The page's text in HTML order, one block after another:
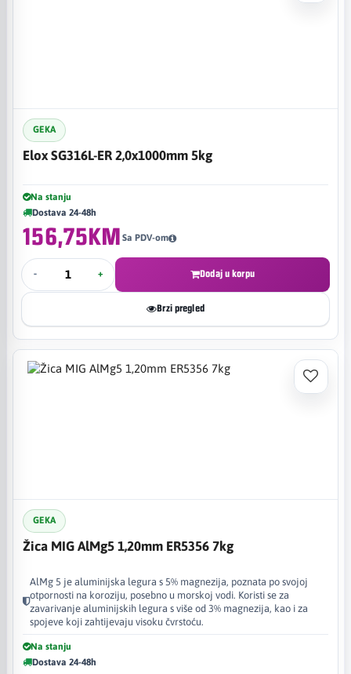
GEKA
Elox SG316L-ER 2,0x1000mm 5kg
Na stanju
Dostava 24-48h
156,75KM Sa PDV-om
- + Dodaj u korpu
Brzi pregled
GEKA
Žica MIG AlMg5 1,20mm ER5356 7kg
AlMg 5 je aluminijska legura s 5% magnezija, poznata po svojoj
otpornosti na koroziju, posebno u morskoj vodi. Koristi se za
zavarivanje aluminijskih legura s više od 3% magnezija, kao i za
spojeve koji zahtijevaju visoku čvrstoću.
Na stanju
Dostava 24-48h